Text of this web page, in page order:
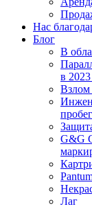
Нас
Блог
В
в
Взлом
G&G
Лаг